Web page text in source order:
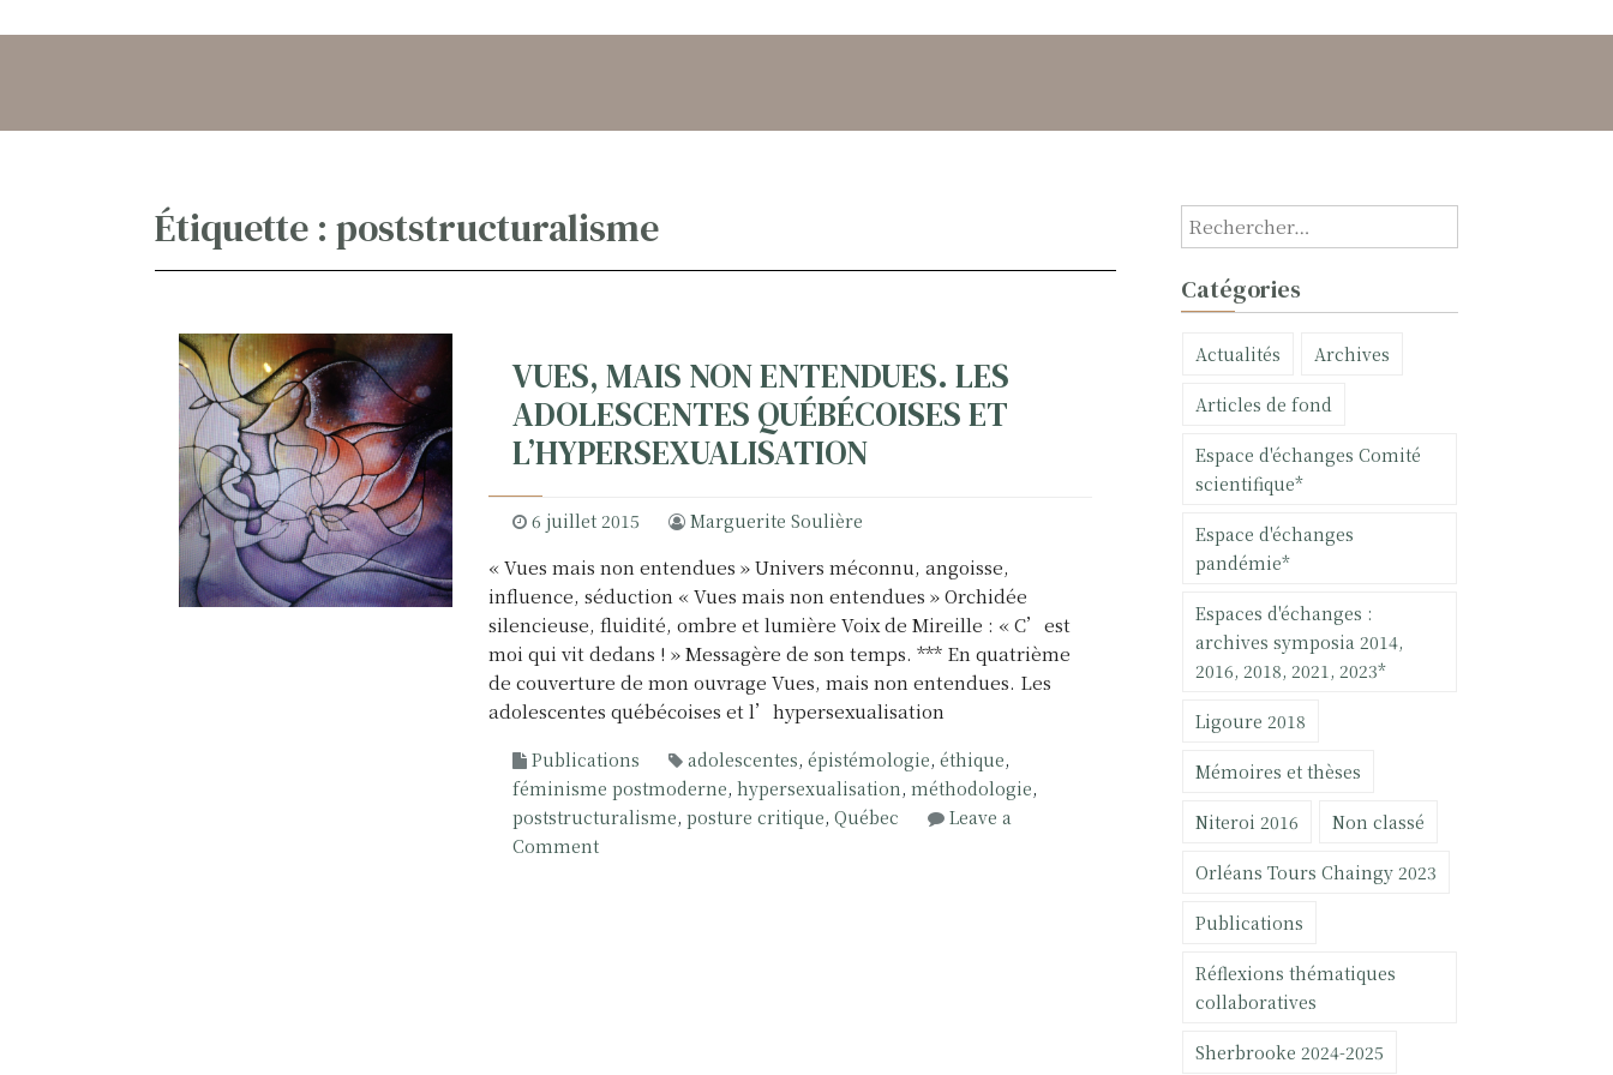
Étiquette : poststructuralisme
VUES, MAIS NON ENTENDUES. LES
ADOLESCENTES QUÉBÉCOISES ET
L’HYPERSEXUALISATION
6 juillet 2015 Marguerite Soulière
« Vues mais non entendues » Univers méconnu, angoisse,
influence, séduction « Vues mais non entendues » Orchidée
silencieuse, fluidité, ombre et lumière Voix de Mireille : « C’est
moi qui vit dedans ! » Messagère de son temps. *** En quatrième
de couverture de mon ouvrage Vues, mais non entendues. Les
adolescentes québécoises et l’hypersexualisation
Publications adolescentes,épistémologie,éthique,
féminisme postmoderne,hypersexualisation,méthodologie,
poststructuralisme,posture critique,Québec
Leave a
Commento
R
e
h
Catégories
Actualités Archives
Articles de fond
Espace d'échanges Comité
scientifique*
Espace d'échanges
pandémie*
Espaces d'échanges :
archives symposia 2014,
2016, 2018, 2021, 2023*
Ligoure 2018
Mémoires et thèses
Niteroi 2016 Non classé
Orléans Tours Chaingy 2023
Publications
Réflexions thématiques
collaboratives
Sherbrooke 2024-2025